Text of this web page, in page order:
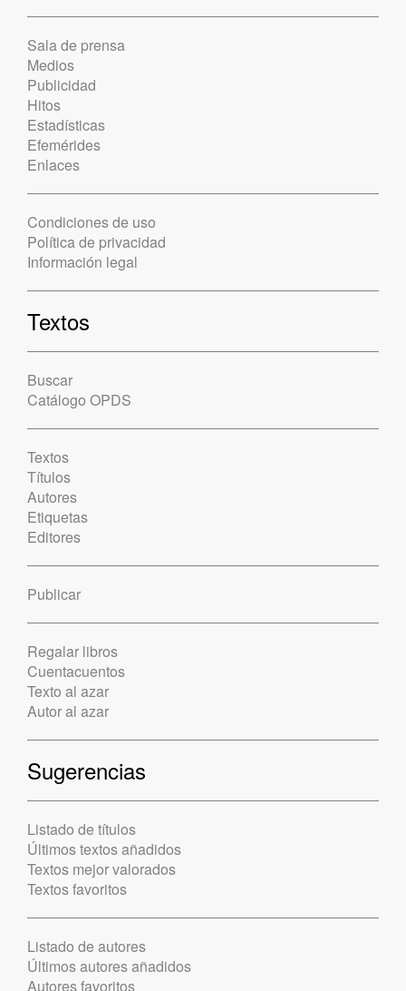
Sala de prensa
Medios
Publicidad
Hitos
Estadísticas
Efemérides
Enlaces
Condiciones de uso
Política de privacidad
Información legal
Textos
Buscar
Catálogo OPDS
Textos
Títulos
Autores
Etiquetas
Editores
Publicar
Regalar libros
Cuentacuentos
Texto al azar
Autor al azar
Sugerencias
Listado de títulos
Últimos textos añadidos
Textos mejor valorados
Textos favoritos
Listado de autores
Últimos autores añadidos
Autores favoritos